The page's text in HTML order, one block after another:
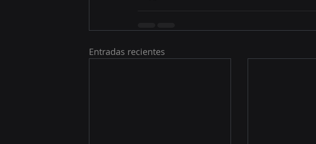
Entradas recientes